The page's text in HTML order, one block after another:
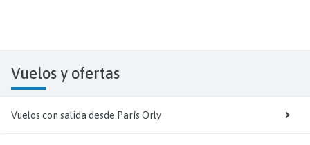
Vuelos y ofertas
Vuelos con salida desde París Orly